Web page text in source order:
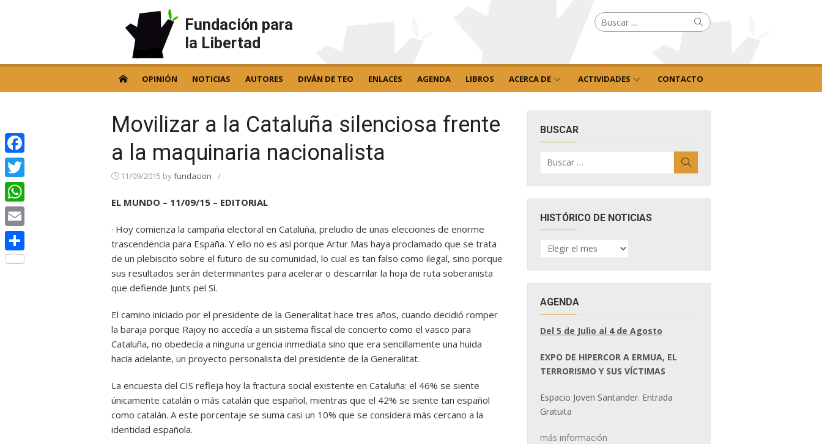
Fundación para
la Libertad
Buscar
por: Buscar
OPINIÓN NOTICIAS AUTORES DIVÁN DE TEO ENLACES AGENDA LIBROS ACERCA DE ACTIVIDADES CONTACTO
Movilizar a la Cataluña silenciosa frente
a la maquinaria nacionalista
11/09/2015 byfundacion /
EL MUNDO – 11/09/15 – EDITORIAL
· Hoy comienza la campaña electoral en Cataluña, preludio de unas elecciones de enorme
trascendencia para España. Y ello no es así porque Artur Mas haya proclamado que se trata
de un plebiscito sobre el futuro de su comunidad, lo cual es tan falso como ilegal, sino porque
sus resultados serán determinantes para acelerar o descarrilar la hoja de ruta soberanista
que defiende Junts pel Sí.
El camino iniciado por el presidente de la Generalitat hace tres años, cuando decidió romper
la baraja porque Rajoy no accedía a un sistema fiscal de concierto como el vasco para
Cataluña, no obedecía a ninguna urgencia inmediata sino que era sencillamente una huida
hacia adelante, un proyecto personalista del presidente de la Generalitat.
La encuesta del CIS refleja hoy la fractura social existente en Cataluña: el 46% se siente
únicamente catalán o más catalán que español, mientras que el 42% se siente tan español
como catalán. A este porcentaje se suma casi un 10% que se considera más cercano a la
identidad española.
BUSCAR
por:
HISTÓRICO DE NOTICIAS
HISTÓRICO
DE
AGENDA
Del 5 de Julio al 4 de Agosto
EXPO DE HIPERCOR A ERMUA, EL
TERRORISMO Y SUS VÍCTIMAS
Espacio Joven Santander. Entrada
Gratuita
más información
Facebook
Twitter
WhatsApp
Email
Compartir